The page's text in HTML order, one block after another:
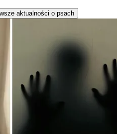
aktualności o psach